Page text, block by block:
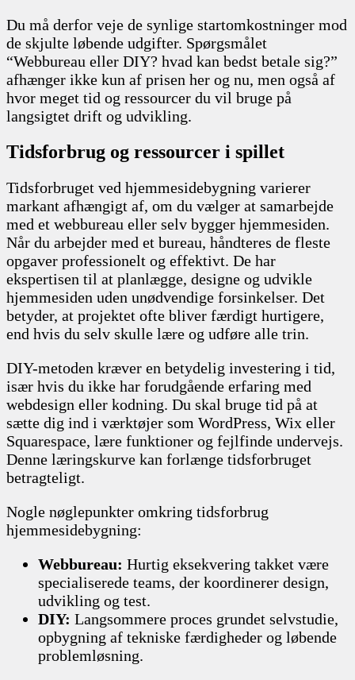
Du må derfor veje de synlige startomkostninger mod
de skjulte løbende udgifter. Spørgsmålet
“Webbureau eller DIY? hvad kan bedst betale sig?”
afhænger ikke kun af prisen her og nu, men også af
hvor meget tid og ressourcer du vil bruge på
langsigtet drift og udvikling.
Tidsforbrug og ressourcer i spillet
Tidsforbruget ved hjemmesidebygning varierer
markant afhængigt af, om du vælger at samarbejde
med et webbureau eller selv bygger hjemmesiden.
Når du arbejder med et bureau, håndteres de fleste
opgaver professionelt og effektivt. De har
ekspertisen til at planlægge, designe og udvikle
hjemmesiden uden unødvendige forsinkelser. Det
betyder, at projektet ofte bliver færdigt hurtigere,
end hvis du selv skulle lære og udføre alle trin.
DIY-metoden kræver en betydelig investering i tid,
især hvis du ikke har forudgående erfaring med
webdesign eller kodning. Du skal bruge tid på at
sætte dig ind i værktøjer som WordPress, Wix eller
Squarespace, lære funktioner og fejlfinde undervejs.
Denne læringskurve kan forlænge tidsforbruget
betragteligt.
Nogle nøglepunkter omkring tidsforbrug
hjemmesidebygning:
Webbureau: Hurtig eksekvering takket være
specialiserede teams, der koordinerer design,
udvikling og test.
DIY: Langsommere proces grundet selvstudie,
opbygning af tekniske færdigheder og løbende
problemløsning.